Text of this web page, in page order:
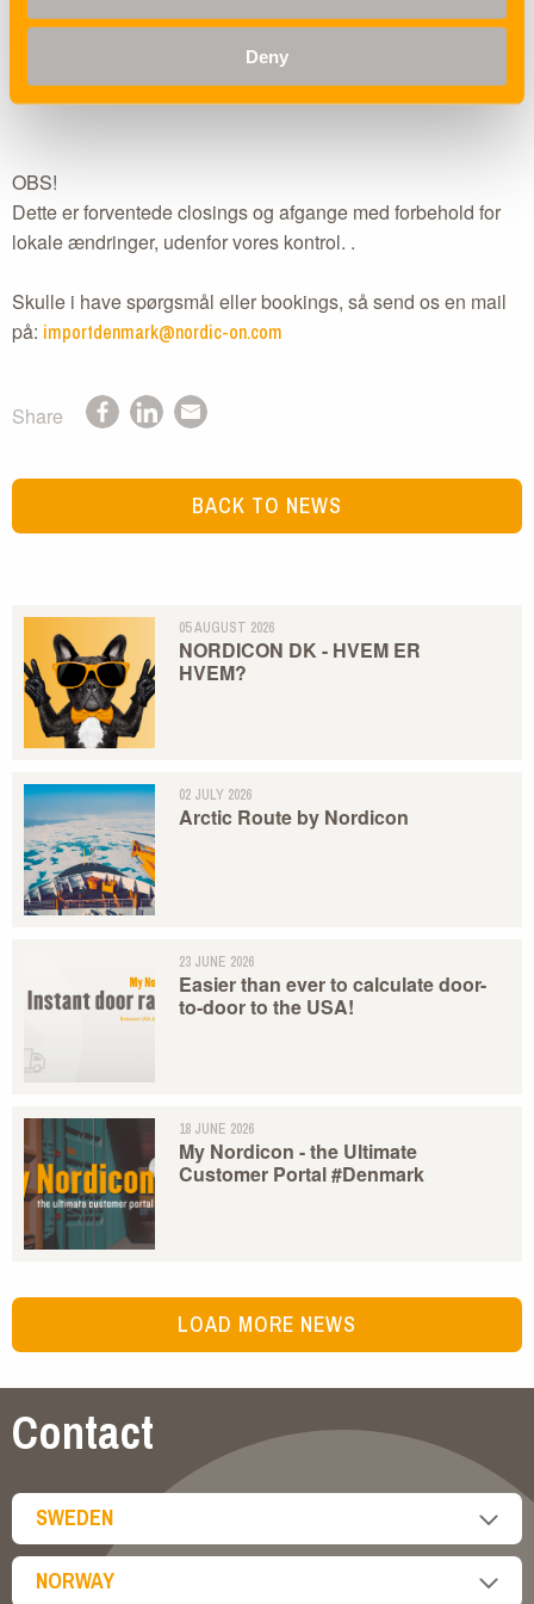
Deny
13/3
HMM GARAM v. 007W / closing 8/2 – ETD 17/2 – ETA DK
27/3
OBS!
Dette er forventede closings og afgange med forbehold for
lokale ændringer, udenfor vores kontrol. .
Skulle i have spørgsmål eller bookings, så send os en mail
på: importdenmark@nordic-on.com
Share
BACK TO NEWS
05 AUGUST 2026
NORDICON DK - HVEM ER
HVEM?
02 JULY 2026
Arctic Route by Nordicon
23 JUNE 2026
Easier than ever to calculate door-
to-door to the USA!
18 JUNE 2026
My Nordicon - the Ultimate
Customer Portal #Denmark
LOAD MORE NEWS
Contact
SWEDEN
NORWAY